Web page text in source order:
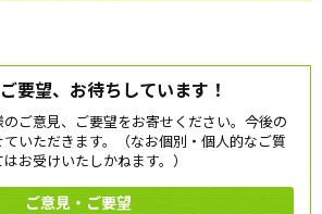
要望、お待ちしています！
ご意見、ご要望をお寄せください。今後の
いただきます。（なお個別・個人的なご質
お受けいたしかねます。）
ご意見・ご要望